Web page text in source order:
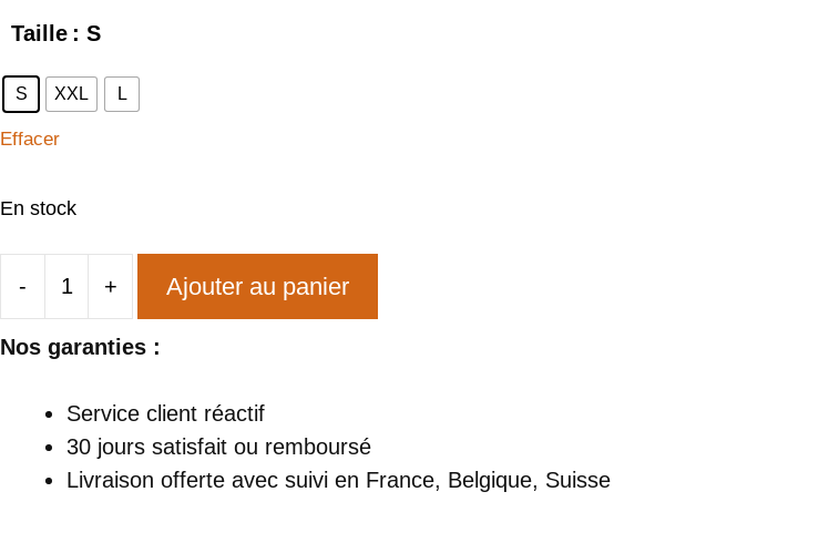
Taille : S
S XXL L
Effacer
En stock
-
quantité
de
Costume
+ Ajouter au panier
Nos garanties :
Service client réactif
30 jours satisfait ou remboursé
Livraison offerteavec suivi en France, Belgique, Suisse